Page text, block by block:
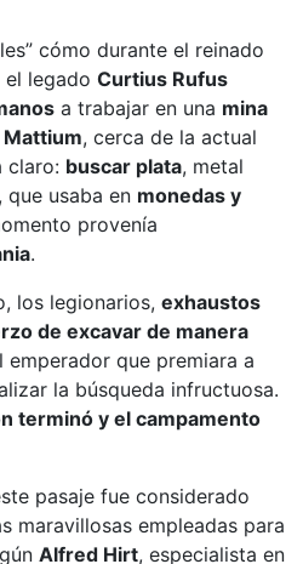
cómo durante el reinado
el legado Curtius Rufus
a trabajar en una mina
Mattium, cerca de la actual
claro: buscar plata, metal
que usaba en monedas y
provenía
.
los legionarios, exhaustos
de excavar de manera
emperador que premiara a
la búsqueda infructuosa.
terminó y el campamento
pasaje fue considerado
maravillosas empleadas para
Alfred Hirt, especialista en